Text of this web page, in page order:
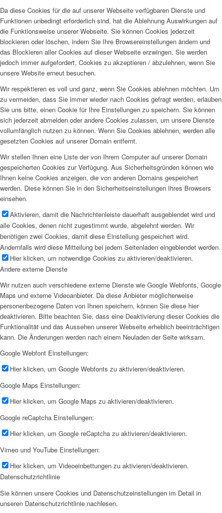
Da diese Cookies für die auf unserer Webseite verfügbaren Dienste und
Funktionen unbedingt erforderlich sind, hat die Ablehnung Auswirkungen auf
die Funktionsweise unserer Webseite. Sie können Cookies jederzeit
blockieren oder löschen, indem Sie Ihre Browsereinstellungen ändern und
das Blockieren aller Cookies auf dieser Webseite erzwingen. Sie werden
jedoch immer aufgefordert, Cookies zu akzeptieren / abzulehnen, wenn Sie
unsere Website erneut besuchen.
Wir respektieren es voll und ganz, wenn Sie Cookies ablehnen möchten. Um
zu vermeiden, dass Sie immer wieder nach Cookies gefragt werden, erlauben
Sie uns bitte, einen Cookie für Ihre Einstellungen zu speichern. Sie können
sich jederzeit abmelden oder andere Cookies zulassen, um unsere Dienste
vollumfänglich nutzen zu können. Wenn Sie Cookies ablehnen, werden alle
gesetzten Cookies auf unserer Domain entfernt.
Wir stellen Ihnen eine Liste der von Ihrem Computer auf unserer Domain
gespeicherten Cookies zur Verfügung. Aus Sicherheitsgründen können wie
Ihnen keine Cookies anzeigen, die von anderen Domains gespeichert
werden. Diese können Sie in den Sicherheitseinstellungen Ihres Browsers
einsehen.
Aktivieren, damit die Nachrichtenleiste dauerhaft ausgeblendet wird und
alle Cookies, denen nicht zugestimmt wurde, abgelehnt werden. Wir
benötigen zwei Cookies, damit diese Einstellung gespeichert wird.
Andernfalls wird diese Mitteilung bei jedem Seitenladen eingeblendet werden.
Hier klicken, um notwendige Cookies zu aktivieren/deaktivieren.
Andere externe Dienste
Wir nutzen auch verschiedene externe Dienste wie Google Webfonts, Google
Maps und externe Videoanbieter. Da diese Anbieter möglicherweise
personenbezogene Daten von Ihnen speichern, können Sie diese hier
deaktivieren. Bitte beachten Sie, dass eine Deaktivierung dieser Cookies die
Funktionalität und das Aussehen unserer Webseite erheblich beeinträchtigen
kann. Die Änderungen werden nach einem Neuladen der Seite wirksam.
Google Webfont Einstellungen:
Hier klicken, um Google Webfonts zu aktivieren/deaktivieren.
Google Maps Einstellungen:
Hier klicken, um Google Maps zu aktivieren/deaktivieren.
Google reCaptcha Einstellungen:
Hier klicken, um Google reCaptcha zu aktivieren/deaktivieren.
Vimeo und YouTube Einstellungen:
Hier klicken, um Videoeinbettungen zu aktivieren/deaktivieren.
Datenschutzrichtlinie
Sie können unsere Cookies und Datenschutzeinstellungen im Detail in
unseren Datenschutzrichtlinie nachlesen.